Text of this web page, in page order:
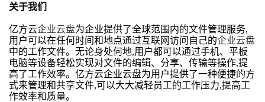
关于我们
亿方云企业云盘为企业提供了全球范围内的文件管理服务,
用户可以在任何时间和地点通过互联网访问自己的企业云盘
中的工作文件。无论身处何地,用户都可以通过手机、平板
电脑等设备轻松实现对文件的编辑、分享、传输等操作,提
高了工作效率。亿方云企业云盘为用户提供了一种便捷的方
式来管理和共享文件,可以大大减轻员工的工作压力,提高工
作效率和质量。